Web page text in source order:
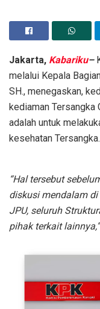
Jakarta, Kabariku–
melalui Kepala
SH., menegaskan,
kediaman Tersangka
adalah untuk
kesehatan Tersangka.
“Hal tersebut
diskusi mendalam
JPU, seluruh
pihak terkait lainnya,”